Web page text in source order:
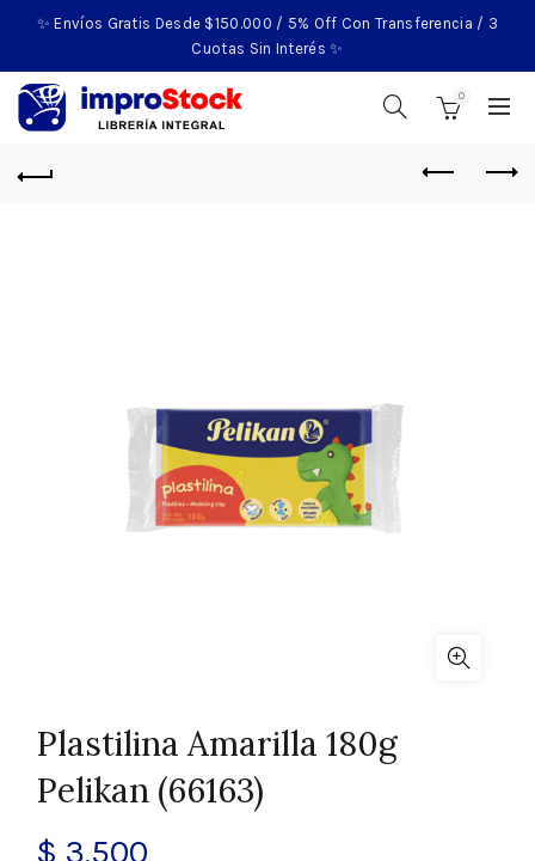
✨ Envíos Gratis Desde $150.000 / 5% Off Con Transferencia / 3
Cuotas Sin Interés ✨
0
Plastilina Amarilla 180g
Pelikan (66163)
$ 3.500